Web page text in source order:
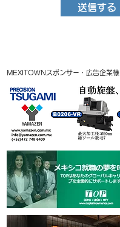
送信する
MEXITOWNスポンサー・広告企業様